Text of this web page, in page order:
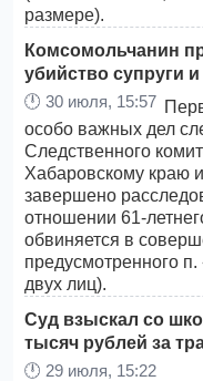
размере).
Комсомольчанин
убийство супруги
🕛30 июля, 15:57
особо важных дел
Следственного
Хабаровскому краю
завершено
отношении 61-
обвиняется в
предусмотренного
двух лиц).
Суд взыскал со
тысяч рублей за
🕛 29 июля, 15:22